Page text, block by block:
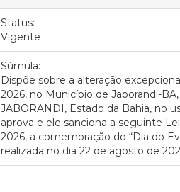
Status:
Vigente
Súmula:
Dispõe sobre a alteração
2026, no Município de Jaborandi-
JABORANDI, Estado da Bahia, no
aprova e ele sanciona a seguinte
2026, a comemoração do “Dia do
realizada no dia 22 de agosto de